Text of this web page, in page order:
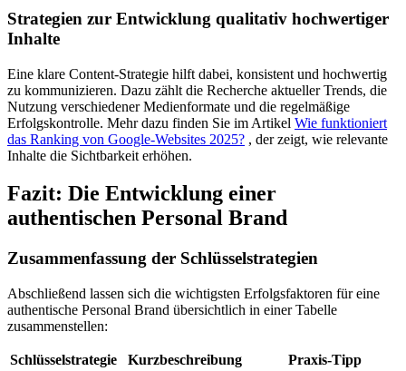
Strategien zur Entwicklung qualitativ hochwertiger
Inhalte
Eine klare Content-Strategie hilft dabei, konsistent und hochwertig
zu kommunizieren. Dazu zählt die Recherche aktueller Trends, die
Nutzung verschiedener Medienformate und die regelmäßige
Erfolgskontrolle. Mehr dazu finden Sie im Artikel Wie funktioniert
das Ranking von Google-Websites 2025? , der zeigt, wie relevante
Inhalte die Sichtbarkeit erhöhen.
Fazit: Die Entwicklung einer
authentischen Personal Brand
Zusammenfassung der Schlüsselstrategien
Abschließend lassen sich die wichtigsten Erfolgsfaktoren für eine
authentische Personal Brand übersichtlich in einer Tabelle
zusammenstellen:
Schlüsselstrategie Kurzbeschreibung Praxis-Tipp